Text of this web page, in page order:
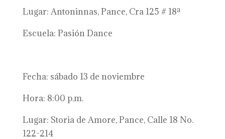
Lugar: Antoninnas, Pance, Cra 125 # 18ª
Escuela: Pasión Dance
Fecha: sábado 13 de noviembre
Hora: 8:00 p.m.
Lugar: Storia de Amore, Pance, Calle 18 No.
122-214